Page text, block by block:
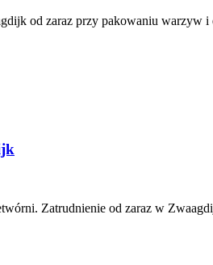
od zaraz przy pakowaniu warzyw i
Zatrudnienie od zaraz w